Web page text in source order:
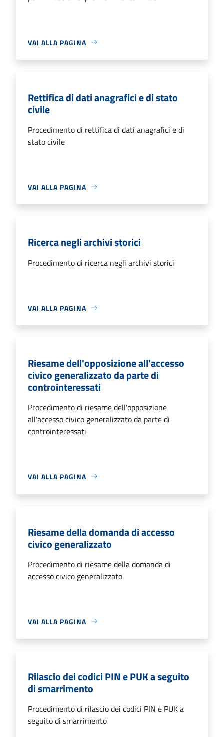
VAI ALLA PAGINA
Rettifica di dati anagrafici e di stato
civile
Procedimento di rettifica di dati anagrafici e di
stato civile
VAI ALLA PAGINA
Ricerca negli archivi storici
Procedimento di ricerca negli archivi storici
VAI ALLA PAGINA
Riesame dell'opposizione all'accesso
civico generalizzato da parte di
controinteressati
Procedimento di riesame dell'opposizione
all'accesso civico generalizzato da parte di
controinteressati
VAI ALLA PAGINA
Riesame della domanda di accesso
civico generalizzato
Procedimento di riesame della domanda di
accesso civico generalizzato
VAI ALLA PAGINA
Rilascio dei codici PIN e PUK a seguito
di smarrimento
Procedimento di rilascio dei codici PIN e PUK a
seguito di smarrimento